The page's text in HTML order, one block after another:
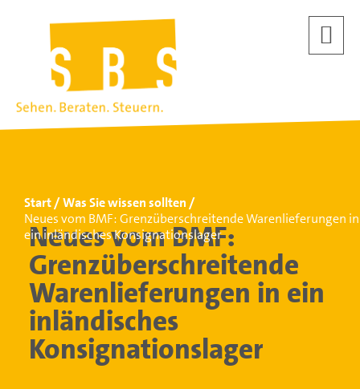
Start
Was Sie wissen sollten
Neues vom BMF: Grenzüberschreitende Warenlieferungen in
ein inländisches Konsignationslager
Neues vom BMF:
Grenzüberschreitende
Warenlieferungen in ein
inländisches
Konsignationslager